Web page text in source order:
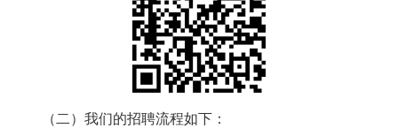
（二）我们的招聘流程如下：